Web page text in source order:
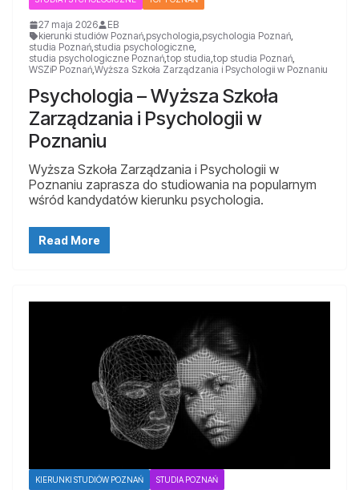
27 maja 2026
EB
kierunki studiów Poznań psychologia psychologia Poznań
studia Poznań studia psychologiczne
studia psychologiczne Poznań top studia top studia Poznań
WSZiP Poznań Wyższa Szkoła Zarządzania i Psychologii w Poznaniu
Psychologia – Wyższa Szkoła
Zarządzania i Psychologii w
Poznaniu
Wyższa Szkoła Zarządzania i Psychologii w
Poznaniu zaprasza do studiowania na popularnym
wśród kandydatów kierunku psychologia.
Read More
KIERUNKI STUDIÓW POZNAŃ STUDIA POZNAŃ